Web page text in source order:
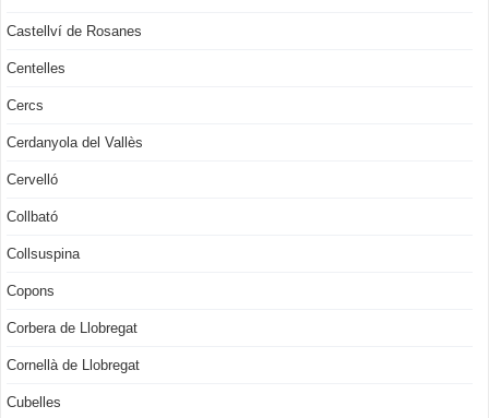
Castellví de Rosanes
Centelles
Cercs
Cerdanyola del Vallès
Cervelló
Collbató
Collsuspina
Copons
Corbera de Llobregat
Cornellà de Llobregat
Cubelles